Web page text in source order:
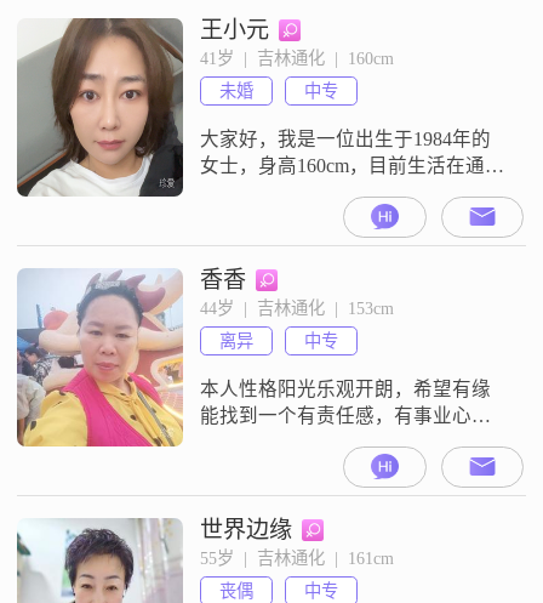
王小元
41岁  |  吉林通化  |  160cm
未婚
中专
大家好，我是一位出生于1984年的
女士，身高160cm，目前生活在通
化，我性格细腻敏感，这让我在生
活中能够更好地理解和关心他人。
同时，我也是个乐观积极的人，喜
欢享受当下的每一刻，热爱生活的
每一个细节。我认为，在一段关系
中，互相尊重、信任包容是非常重
要的。我希望能够找到一个可以共
同进步的伴侣，一起经历生活的点
点滴滴，无论
香香
44岁  |  吉林通化  |  153cm
离异
中专
本人性格阳光乐观开朗，希望有缘
能找到一个有责任感，有事业心的
另一半共同创造美好未来
世界边缘
55岁  |  吉林通化  |  161cm
丧偶
中专